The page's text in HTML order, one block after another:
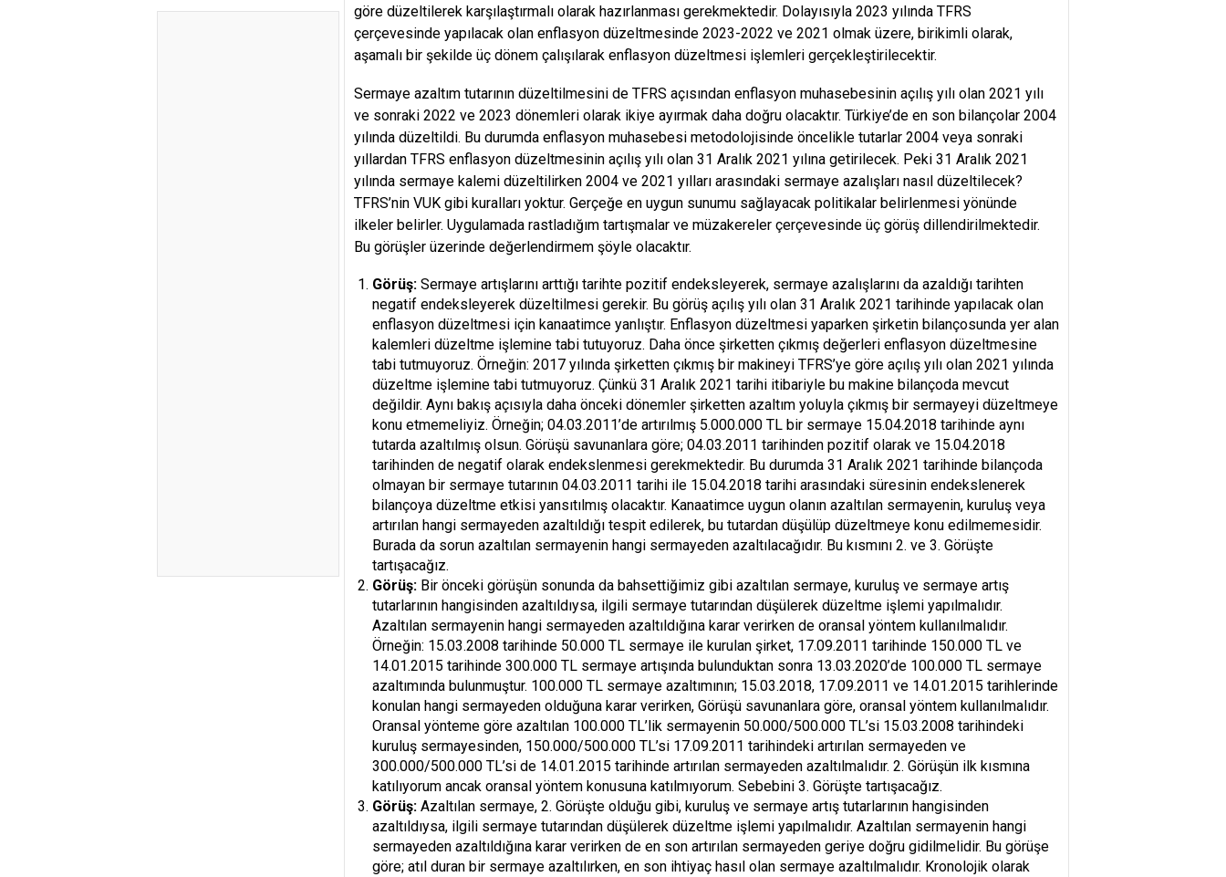
göre düzeltilerek karşılaştırmalı olarak hazırlanması gerekmektedir. Dolayısıyla 2023 yılında TFRS
çerçevesinde yapılacak olan enflasyon düzeltmesinde 2023-2022 ve 2021 olmak üzere, birikimli olarak,
aşamalı bir şekilde üç dönem çalışılarak enflasyon düzeltmesi işlemleri gerçekleştirilecektir.
Sermaye azaltım tutarının düzeltilmesini de TFRS açısından enflasyon muhasebesinin açılış yılı olan 2021 yılı
ve sonraki 2022 ve 2023 dönemleri olarak ikiye ayırmak daha doğru olacaktır. Türkiye’de en son bilançolar 2004
yılında düzeltildi. Bu durumda enflasyon muhasebesi metodolojisinde öncelikle tutarlar 2004 veya sonraki
yıllardan TFRS enflasyon düzeltmesinin açılış yılı olan 31 Aralık 2021 yılına getirilecek. Peki 31 Aralık 2021
yılında sermaye kalemi düzeltilirken 2004 ve 2021 yılları arasındaki sermaye azalışları nasıl düzeltilecek?
TFRS’nin VUK gibi kuralları yoktur. Gerçeğe en uygun sunumu sağlayacak politikalar belirlenmesi yönünde
ilkeler belirler. Uygulamada rastladığım tartışmalar ve müzakereler çerçevesinde üç görüş dillendirilmektedir.
Bu görüşler üzerinde değerlendirmem şöyle olacaktır.
Görüş: Sermaye artışlarını arttığı tarihte pozitif endeksleyerek, sermaye azalışlarını da azaldığı tarihten
negatif endeksleyerek düzeltilmesi gerekir. Bu görüş açılış yılı olan 31 Aralık 2021 tarihinde yapılacak olan
enflasyon düzeltmesi için kanaatimce yanlıştır. Enflasyon düzeltmesi yaparken şirketin bilançosunda yer alan
kalemleri düzeltme işlemine tabi tutuyoruz. Daha önce şirketten çıkmış değerleri enflasyon düzeltmesine
tabi tutmuyoruz. Örneğin: 2017 yılında şirketten çıkmış bir makineyi TFRS’ye göre açılış yılı olan 2021 yılında
düzeltme işlemine tabi tutmuyoruz. Çünkü 31 Aralık 2021 tarihi itibariyle bu makine bilançoda mevcut
değildir. Aynı bakış açısıyla daha önceki dönemler şirketten azaltım yoluyla çıkmış bir sermayeyi düzeltmeye
konu etmemeliyiz. Örneğin; 04.03.2011’de artırılmış 5.000.000 TL bir sermaye 15.04.2018 tarihinde aynı
tutarda azaltılmış olsun. Görüşü savunanlara göre; 04.03.2011 tarihinden pozitif olarak ve 15.04.2018
tarihinden de negatif olarak endekslenmesi gerekmektedir. Bu durumda 31 Aralık 2021 tarihinde bilançoda
olmayan bir sermaye tutarının 04.03.2011 tarihi ile 15.04.2018 tarihi arasındaki süresinin endekslenerek
bilançoya düzeltme etkisi yansıtılmış olacaktır. Kanaatimce uygun olanın azaltılan sermayenin, kuruluş veya
artırılan hangi sermayeden azaltıldığı tespit edilerek, bu tutardan düşülüp düzeltmeye konu edilmemesidir.
Burada da sorun azaltılan sermayenin hangi sermayeden azaltılacağıdır. Bu kısmını 2. ve 3. Görüşte
tartışacağız.
Görüş: Bir önceki görüşün sonunda da bahsettiğimiz gibi azaltılan sermaye, kuruluş ve sermaye artış
tutarlarının hangisinden azaltıldıysa, ilgili sermaye tutarından düşülerek düzeltme işlemi yapılmalıdır.
Azaltılan sermayenin hangi sermayeden azaltıldığına karar verirken de oransal yöntem kullanılmalıdır.
Örneğin: 15.03.2008 tarihinde 50.000 TL sermaye ile kurulan şirket, 17.09.2011 tarihinde 150.000 TL ve
14.01.2015 tarihinde 300.000 TL sermaye artışında bulunduktan sonra 13.03.2020’de 100.000 TL sermaye
azaltımında bulunmuştur. 100.000 TL sermaye azaltımının; 15.03.2018, 17.09.2011 ve 14.01.2015 tarihlerinde
konulan hangi sermayeden olduğuna karar verirken, Görüşü savunanlara göre, oransal yöntem kullanılmalıdır.
Oransal yönteme göre azaltılan 100.000 TL’lik sermayenin 50.000/500.000 TL’si 15.03.2008 tarihindeki
kuruluş sermayesinden, 150.000/500.000 TL’si 17.09.2011 tarihindeki artırılan sermayeden ve
300.000/500.000 TL’si de 14.01.2015 tarihinde artırılan sermayeden azaltılmalıdır. 2. Görüşün ilk kısmına
katılıyorum ancak oransal yöntem konusuna katılmıyorum. Sebebini 3. Görüşte tartışacağız.
Görüş: Azaltılan sermaye, 2. Görüşte olduğu gibi, kuruluş ve sermaye artış tutarlarının hangisinden
azaltıldıysa, ilgili sermaye tutarından düşülerek düzeltme işlemi yapılmalıdır. Azaltılan sermayenin hangi
sermayeden azaltıldığına karar verirken de en son artırılan sermayeden geriye doğru gidilmelidir. Bu görüşe
göre; atıl duran bir sermaye azaltılırken, en son ihtiyaç hasıl olan sermaye azaltılmalıdır. Kronolojik olarak